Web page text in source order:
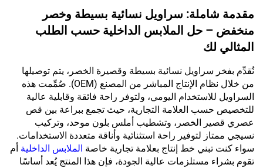
مقدمة شاملة: سراويل نسائية بسيطة وخصر
منخفض – حل الملابس الداخلية حسب الطلب
المثالي لك
نُقدِّم بفخر سراويل نسائية بسيطة وقصيرة الخصر، يتم توصيلها
من خلال نظام الإنتاج المباشر من المصنع (OEM). صُمِّمت هذه
السراويل للاستخدام اليومي، ولتوفر راحة فائقة وقابلية عالية
للتخصيص حسب العلامة التجارية، حيث تجمع ببراعة بين قص
عصري قصير الخصر، وتشطيب أملس بلون موحد، وتركيب
نسيجي ممتاز لتوفير راحة استثنائية وأناقة متعددة الاستخدامات.
سواء كنت تبني خط إنتاج بعلامة تجارية خاصة الملابس الداخلية أم
تقوم بشراء مستلزمات عالية الجودة، فإن هذا المنتج يُعد أساسًا